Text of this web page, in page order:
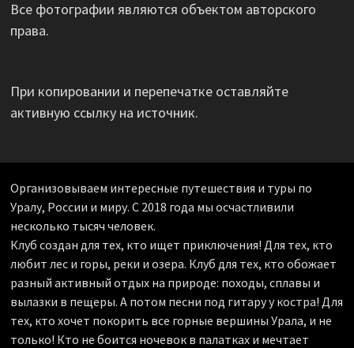
Все фотографии являются объектом авторского
права.
При копировании и перепечатке оставляйте
активную ссылку на источник.
Организовываем интересные путешествия и туры по
Уралу, России и миру. С 2018 года мы осчастливили
несколько тысяч человек.
Клуб создан для тех, кто ищет приключения! Для тех, кто
любит лес и горы, реки и озера. Клуб для тех, кто обожает
разный активный отдых на природе: походы, сплавы и
вылазки в пещеры. А потом песни под гитару у костра! Для
тех, кто хочет покорить все горные вершины Урала, и не
только! Кто не боится ночевок в палатках и мечтает